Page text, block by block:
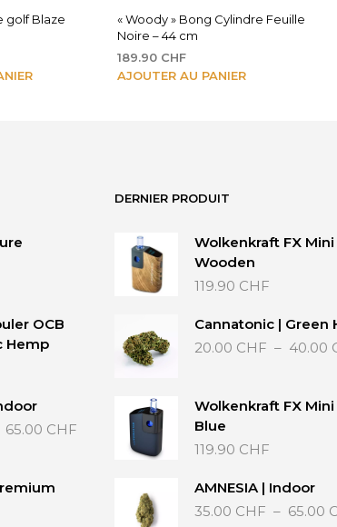
golf Blaze
« Woody » Bong Cylindre Feuille
Noire – 44 cm
189.90 CHF
AJOUTER AU PANIER
OCB
Hemp
65.00 CHF
65.00 CHF
DERNIER PRODUIT
Wolkenkraft FX Mini
Wooden
119.90 CHF
Cannatonic | Green
20.00 CHF – 40.00
Wolkenkraft FX
Blue
119.90 CHF
AMNESIA | Indoor
35.00 CHF – 65.00